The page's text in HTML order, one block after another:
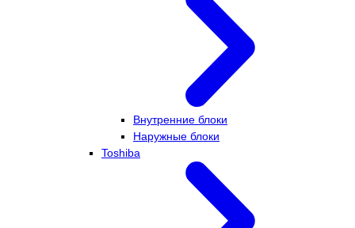
Внутренние блоки
Наружные блоки
Toshiba